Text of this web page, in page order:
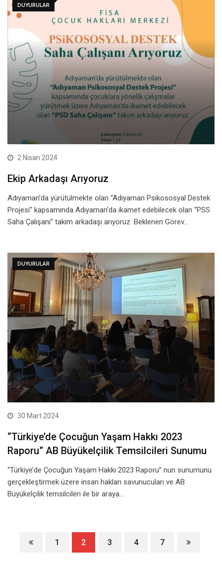
DUYURULAR
2 Nisan 2024
Ekip Arkadaşı Arıyoruz
Adıyaman’da yürütülmekte olan “Adıyaman Psikososyal Destek
Projesi” kapsamında Adıyaman’da ikamet edebilecek olan “PSS
Saha Çalışanı” takım arkadaşı arıyoruz. Beklenen Görev…
DUYURULAR
30 Mart 2024
“Türkiye’de Çocuğun Yaşam Hakkı 2023
Raporu” AB Büyükelçilik Temsilcileri Sunumu
“Türkiye’de Çocuğun Yaşam Hakkı 2023 Raporu” nun sunumunu
gerçekleştirmek üzere insan hakları savunucuları ve AB
Büyükelçilik temsilcileri ile bir araya…
1 2 3 4 7